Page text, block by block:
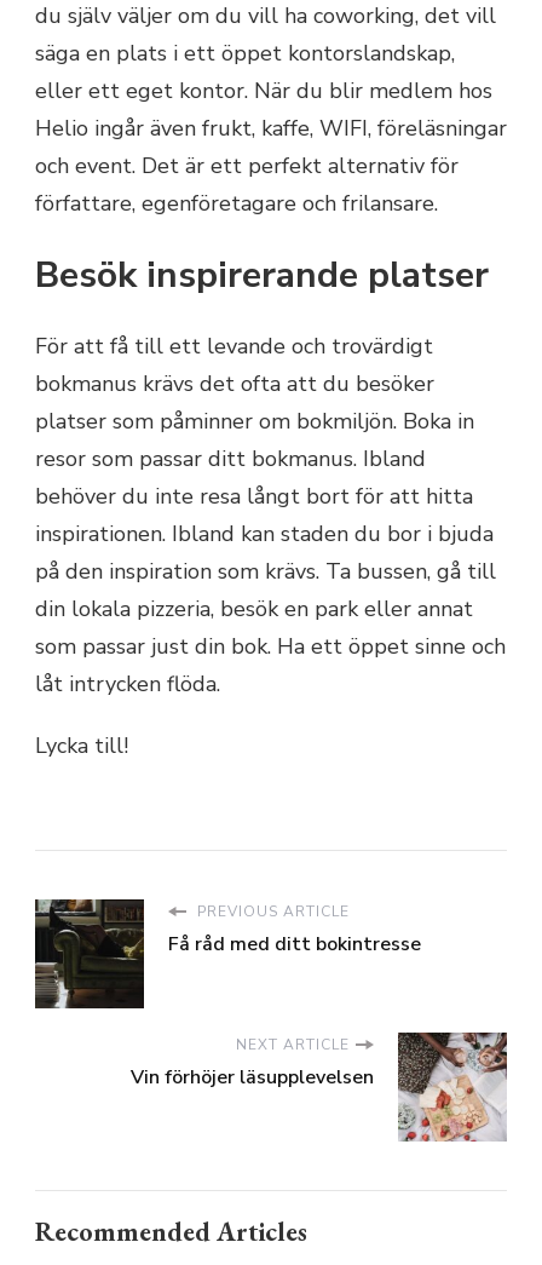
du själv väljer om du vill ha coworking, det vill
säga en plats i ett öppet kontorslandskap,
eller ett eget kontor. När du blir medlem hos
Helio ingår även frukt, kaffe, WIFI, föreläsningar
och event. Det är ett perfekt alternativ för
författare, egenföretagare och frilansare.
Besök inspirerande platser
För att få till ett levande och trovärdigt
bokmanus krävs det ofta att du besöker
platser som påminner om bokmiljön. Boka in
resor som passar ditt bokmanus. Ibland
behöver du inte resa långt bort för att hitta
inspirationen. Ibland kan staden du bor i bjuda
på den inspiration som krävs. Ta bussen, gå till
din lokala pizzeria, besök en park eller annat
som passar just din bok. Ha ett öppet sinne och
låt intrycken flöda.
Lycka till!
PREVIOUS ARTICLE
Få råd med ditt bokintresse
NEXT ARTICLE
Vin förhöjer läsupplevelsen
Recommended Articles